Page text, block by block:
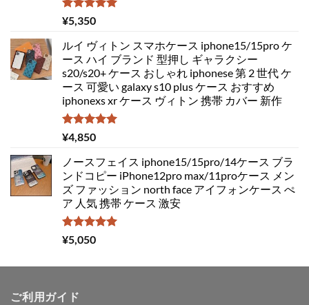
5段階中
5.00
¥5,350
ルイ ヴィトン スマホケース iphone15/15pro ケ
ース ハイ ブランド 型押し ギャラクシー
s20/s20+ ケース おしゃれ iphonese 第 2 世代 ケ
ース 可愛い galaxy s10 plus ケース おすすめ
iphonexs xr ケース ヴィトン 携帯 カバー 新作
5段階中
5.00
¥4,850
ノースフェイス iphone15/15pro/14ケース ブラ
ンドコピー iPhone12pro max/11proケース メン
ズ ファッション north face アイフォンケース ぺ
ア 人気 携帯 ケース 激安
5段階中
5.00
¥5,050
ご利用ガイド